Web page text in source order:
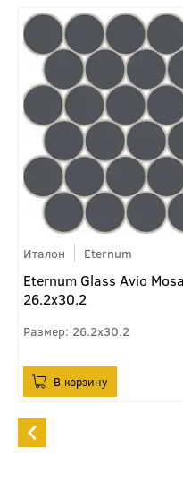
Италон Eternum
Eternum Glass Avio
26.2x30.2
26.2x30.2